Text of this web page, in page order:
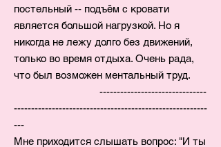
постельный -- подъём с кровати
является большой нагрузкой. Но я
никогда не лежу долго без движений,
только во время отдыха. Очень рада,
что был возможен ментальный труд.
-------------------------------
--------------------------------------------------------
---
Мне приходится слышать вопрос: "И ты